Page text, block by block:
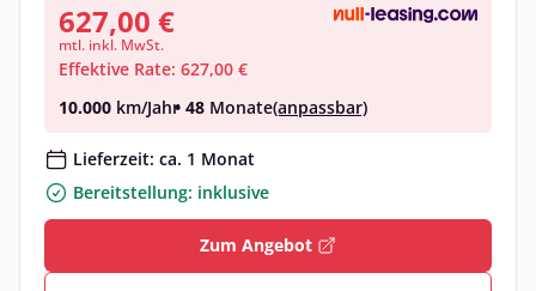
627,00 €
mtl. inkl. MwSt.
Effektive Rate: 627,00 €
10.000 km/Jahr• 48 Monate(anpassbar)
Lieferzeit: ca. 1 Monat
Bereitstellung: inklusive
Zum Angebot